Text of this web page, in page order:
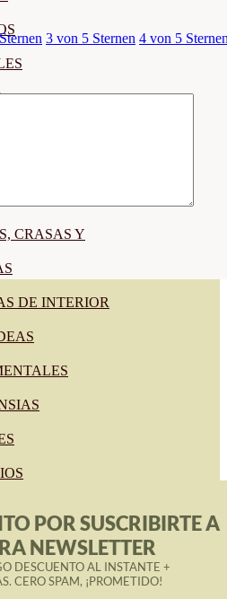
CRASAS Y
DE INTERIOR
3 von 5 Sternen 4 von 5
POR SUSCRIBIRTE A
NEWSLETTER
DESCUENTO AL INSTANTE +
CERO SPAM, ¡PROMETIDO!